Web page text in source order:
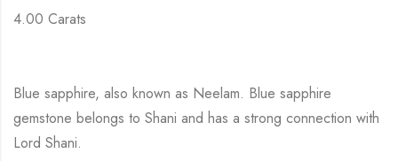
4.00 Carats
Blue sapphire, also known as Neelam. Blue sapphire
gemstone belongs to Shani and has a strong connection with
Lord Shani.